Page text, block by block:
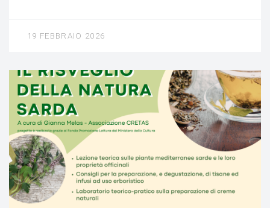
19 FEBBRAIO 2026